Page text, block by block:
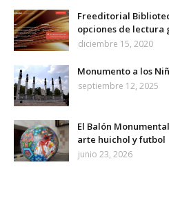
Freeditorial
opciones de lectura
diciembre 15, 2020
Monumento a los
septiembre 12, 2025
El Balón
arte huichol y futbol
junio 23, 2026